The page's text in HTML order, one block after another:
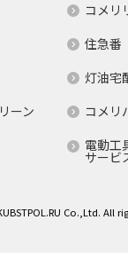
コメリ
住急番
灯油宅
ーン
コメリ
電動工
サービ
Co.,Ltd. All